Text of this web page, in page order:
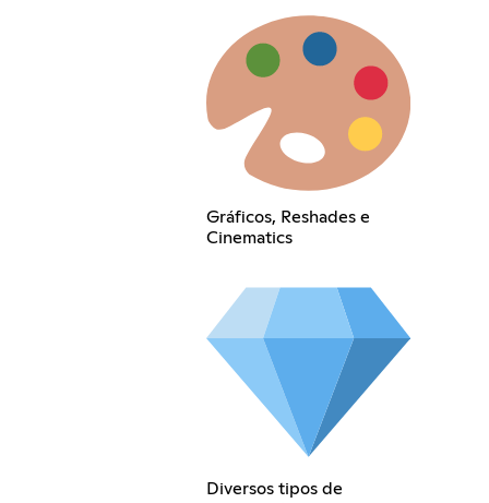
Gráficos, Reshades e
Cinematics
Diversos tipos de